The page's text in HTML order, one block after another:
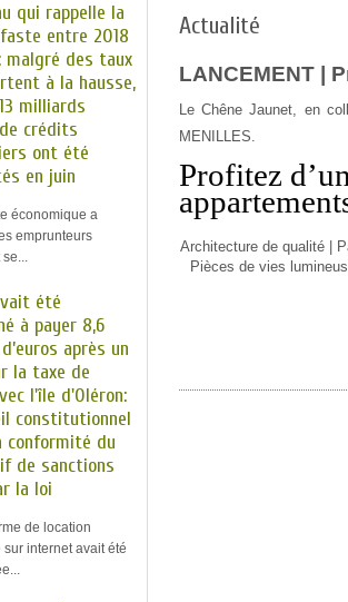
Actualité
LANCEMENT |
Le Chêne Jaunet, en
MENILLES.
Profitez
Architecture de qualité |
Pièces de vies
qui rappelle la
entre 2018
malgré des taux
à la hausse,
milliards
crédits
ont été
en juin
économique a
emprunteurs
été
à payer 8,6
après un
la taxe de
l'île d'Oléron:
constitutionnel
conformité du
de sanctions
la loi
de location
internet avait été